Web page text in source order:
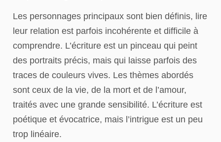
Les personnages principaux sont bien définis, lire
leur relation est parfois incohérente et difficile à
comprendre. L’écriture est un pinceau qui peint
des portraits précis, mais qui laisse parfois des
traces de couleurs vives. Les thèmes abordés
sont ceux de la vie, de la mort et de l’amour,
traités avec une grande sensibilité. L’écriture est
poétique et évocatrice, mais l’intrigue est un peu
trop linéaire.